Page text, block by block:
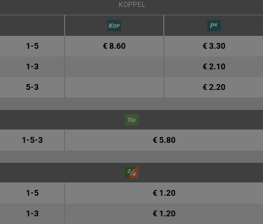
KOPPEL
1-5 € 8.60 € 3.30
1-3 € 2.10
5-3 € 2.20
1-5-3 € 5.80
1-5 € 1.20
1-3 € 1.20